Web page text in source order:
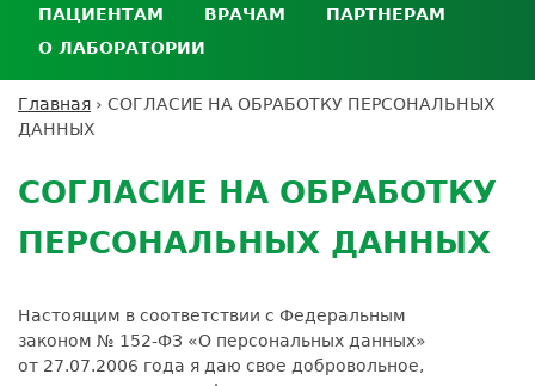
Анализы и цены
Где сдать анализы
Выезд на дом
Подготовка к анализам
Расшифровка анализов
ПАЦИЕНТАМ
Личный кабинет пациента
Дисконтная программа
ДМС
Усиление профилактических мер для
безопасности пациентов
ВРАЧАМ
Сотрудничество
ПАРТНЕРАМ
кабинет
партнёра
Экскурсия в
О ЛАБОРАТОРИИ
Контроль качества
Документы
Вы
Главная › СОГЛАСИЕ НА ОБРАБОТКУ ПЕРСОНАЛЬНЫХ
ДАННЫХ
to
top
СОГЛАСИЕ НА ОБРАБОТКУ
ПЕРСОНАЛЬНЫХ ДАННЫХ
Настоящим в соответствии с Федеральным
законом № 152-ФЗ «О персональных данных»
от 27.07.2006 года я даю свое добровольное,